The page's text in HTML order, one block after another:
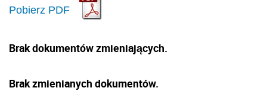
Pobierz PDF
Brak dokumentów zmieniających.
Brak zmienianych dokumentów.